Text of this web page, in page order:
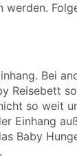
werden.
Bei
Reisebett
so weit
Einhang
Baby
.